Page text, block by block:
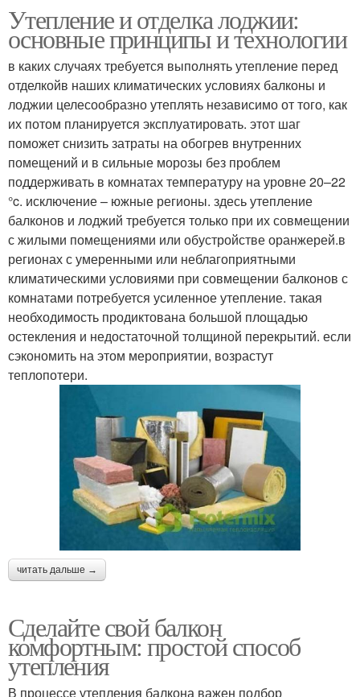
Утепление и отделка лоджии:
основные принципы и технологии
в каких случаях требуется выполнять утепление перед
отделкойв наших климатических условиях балконы и
лоджии целесообразно утеплять независимо от того, как
их потом планируется эксплуатировать. этот шаг
поможет снизить затраты на обогрев внутренних
помещений и в сильные морозы без проблем
поддерживать в комнатах температуру на уровне 20–22
°c. исключение – южные регионы. здесь утепление
балконов и лоджий требуется только при их совмещении
с жилыми помещениями или обустройстве оранжерей.в
регионах с умеренными или неблагоприятными
климатическими условиями при совмещении балконов с
комнатами потребуется усиленное утепление. такая
необходимость продиктована большой площадью
остекления и недостаточной толщиной перекрытий. если
сэкономить на этом мероприятии, возрастут
теплопотери.
читать дальше →
Сделайте свой балкон
комфортным: простой способ
утепления
В процессе утепления балкона важен подбор